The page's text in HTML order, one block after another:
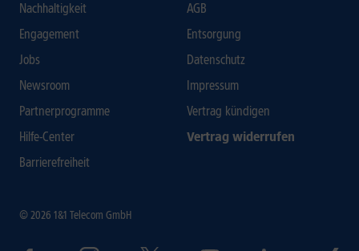
Nachhaltigkeit
Engagement
Jobs
Newsroom
Partnerprogramme
Hilfe-Center
Barrierefreiheit
AGB
Entsorgung
Datenschutz
Impressum
Vertrag kündigen
Vertrag widerrufen
© 2026 1&1 Telecom GmbH